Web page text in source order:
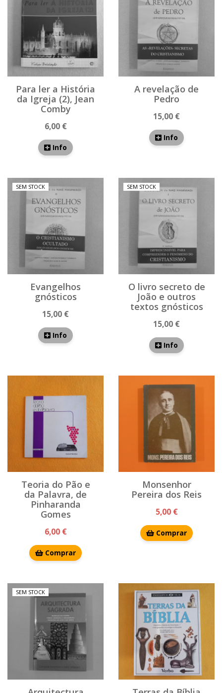
Para ler a História
da Igreja (2), Jean
Comby
6,00 €
Info
A revelação de
Pedro
15,00 €
Info
SEM STOCK
Evangelhos
gnósticos
15,00 €
Info
SEM STOCK
O livro secreto de
João e outros
textos gnósticos
15,00 €
Info
Teoria do Pão e
da Palavra, de
Pinharanda
Gomes
6,00 €
Comprar
Monsenhor
Pereira dos Reis
5,00 €
Comprar
SEM STOCK